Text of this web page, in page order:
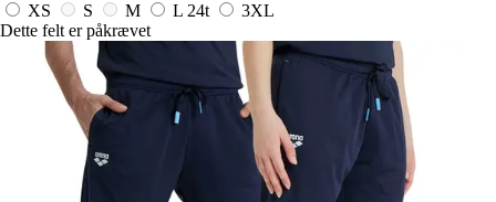
XS
S M L 24t
3XL
Dette felt er påkrævet